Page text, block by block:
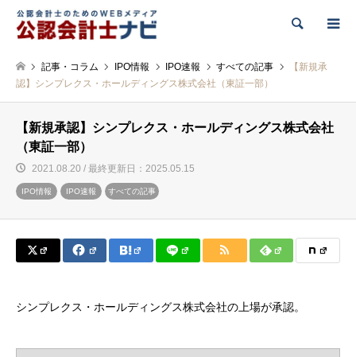
検索
記事・コラム IPO情報 IPO速報 すべての記事
【新規承
認】シンプレクス・ホールディングス株式会社（東証一部）
【新規承認】シンプレクス・ホールディングス株式会社
（東証一部）
2021.08.20 / 最終更新日：2025.05.15
IPO情報 IPO速報 すべての記事
シンプレクス・ホールディングス株式会社の上場が承認。